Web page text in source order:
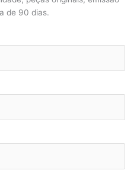
de 90 dias.